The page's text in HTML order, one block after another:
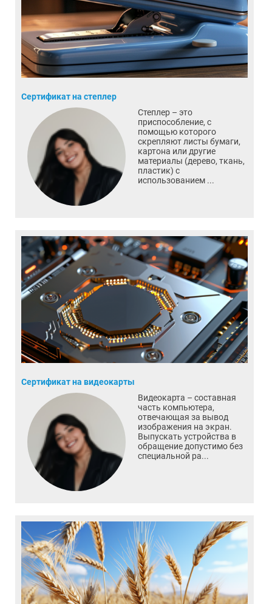
Сертификат на степлер
Степлер – это
приспособление, с
помощью которого
скрепляют листы бумаги,
картона или другие
материалы (дерево, ткань,
пластик) с
использованием ...
Сертификат на видеокарты
Видеокарта – составная
часть компьютера,
отвечающая за вывод
изображения на экран.
Выпускать устройства в
обращение допустимо без
специальной ра...